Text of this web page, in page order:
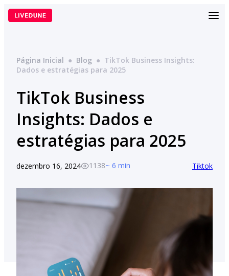
Pular
para
Página Inicial ● Blog ● TikTok Business Insights:
Dados e estratégias para 2025
TikTok Business
Insights: Dados e
estratégias para 2025
dezembro 16, 2024 1138~ 6 min Tiktok